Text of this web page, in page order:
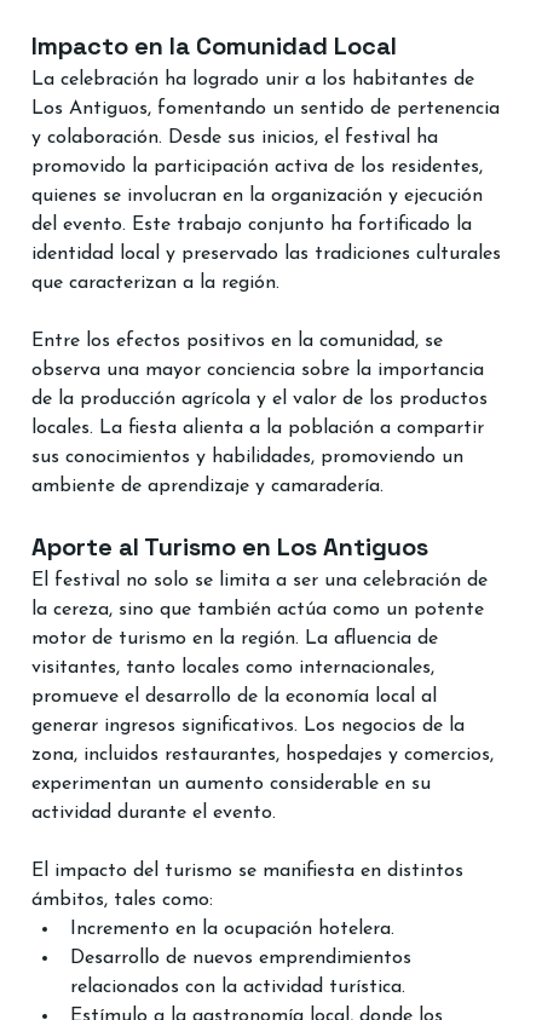
Impacto en la Comunidad Local
La celebración ha logrado unir a los habitantes de
Los Antiguos, fomentando un sentido de pertenencia
y colaboración. Desde sus inicios, el festival ha
promovido la participación activa de los residentes,
quienes se involucran en la organización y ejecución
del evento. Este trabajo conjunto ha fortificado la
identidad local y preservado las tradiciones culturales
que caracterizan a la región.
Entre los efectos positivos en la comunidad, se
observa una mayor conciencia sobre la importancia
de la producción agrícola y el valor de los productos
locales. La fiesta alienta a la población a compartir
sus conocimientos y habilidades, promoviendo un
ambiente de aprendizaje y camaradería.
Aporte al Turismo en Los Antiguos
El festival no solo se limita a ser una celebración de
la cereza, sino que también actúa como un potente
motor de turismo en la región. La afluencia de
visitantes, tanto locales como internacionales,
promueve el desarrollo de la economía local al
generar ingresos significativos. Los negocios de la
zona, incluidos restaurantes, hospedajes y comercios,
experimentan un aumento considerable en su
actividad durante el evento.
El impacto del turismo se manifiesta en distintos
ámbitos, tales como:
Incremento en la ocupación hotelera.
Desarrollo de nuevos emprendimientos
relacionados con la actividad turística.